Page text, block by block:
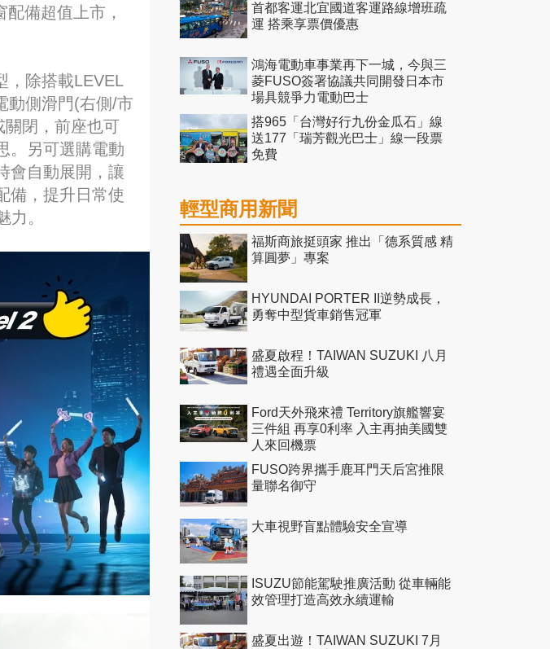
備超值上市，
，除搭載LEVEL
動側滑門(右側/市
閉，前座也可
。另可選購電動
會自動展開，讓
備，提升日常使
。
首都客運北宜國道客運路線增班疏
運 搭乘享票價優惠
鴻海電動車事業再下一城，今與三
菱FUSO簽署協議共同開發日本市
場具競爭力電動巴士
搭965「台灣好行九份金瓜石」線
送177「瑞芳觀光巴士」線一段票
免費
輕型商用新聞
福斯商旅挺頭家 推出「德系質感 精
算圓夢」專案
HYUNDAI PORTER II逆勢成長，
勇奪中型貨車銷售冠軍
盛夏啟程！TAIWAN SUZUKI 八月
禮遇全面升級
Ford天外飛來禮 Territory旗艦響宴
三件組 再享0利率 入主再抽美國雙
人來回機票
FUSO跨界攜手鹿耳門天后宮推限
量聯名御守
大車視野盲點體驗安全宣導
ISUZU節能駕駛推廣活動 從車輛能
效管理打造高效永續運輸
盛夏出遊！TAIWAN SUZUKI 7月